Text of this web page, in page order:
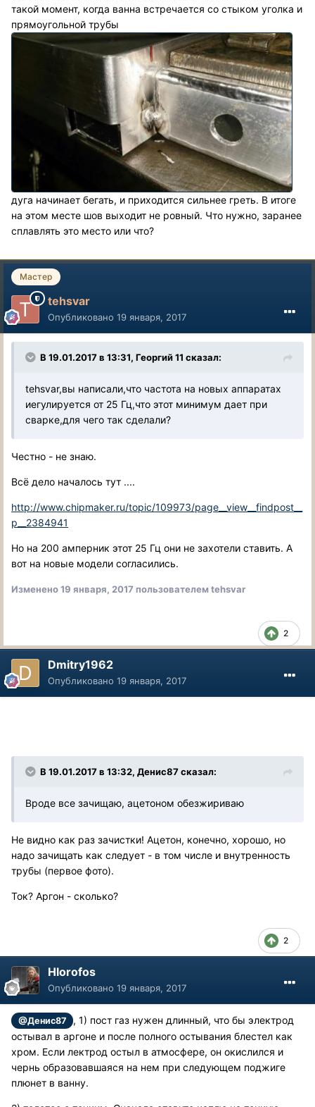
такой момент, когда ванна встречается со стыком уголка и
прямоугольной трубы
дуга начинает бегать, и приходится сильнее греть. В итоге
на этом месте шов выходит не ровный. Что нужно, заранее
сплавлять это место или что?
Мастер
tehsvar
Опубликовано 19 января, 2017
В 19.01.2017 в 13:31, Георгий 11 сказал:
tehsvar,вы написали,что частота на новых аппаратах
иегулируется от 25 Гц,что этот минимум дает при
сварке,для чего так сделали?
Честно - не знаю.
Всё дело началось тут ....
http://www.chipmaker.ru/topic/109973/page__view__findpost__
p__2384941
Но на 200 амперник этот 25 Гц они не захотели ставить. А
вот на новые модели согласились.
Изменено19 января, 2017 пользователем tehsvar
2
Dmitry1962
Опубликовано 19 января, 2017
В 19.01.2017 в 13:32, Денис87 сказал:
Вроде все зачищаю, ацетоном обезжириваю
Не видно как раз зачистки! Ацетон, конечно, хорошо, но
надо зачищать как следует - в том числе и внутренность
трубы (первое фото).
Ток? Аргон - сколько?
2
Hlorofos
Опубликовано 19 января, 2017
@Денис87
, 1) пост газ нужен длинный, что бы электрод
остывал в аргоне и после полного остывания блестел как
хром. Если лектрод остыл в атмосфере, он окислился и
чернь образовавшаяся на нем при следующем поджиге
плюнет в ванну.